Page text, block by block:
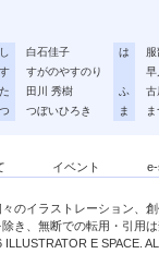
し
白石佳子
す
すがのやすのり
た
田川 秀樹
つ
つぼいひろき
は
早
ふ
古
ま
イベント
のイラストレーション、
き、無断での転用・引用
E SPACE.